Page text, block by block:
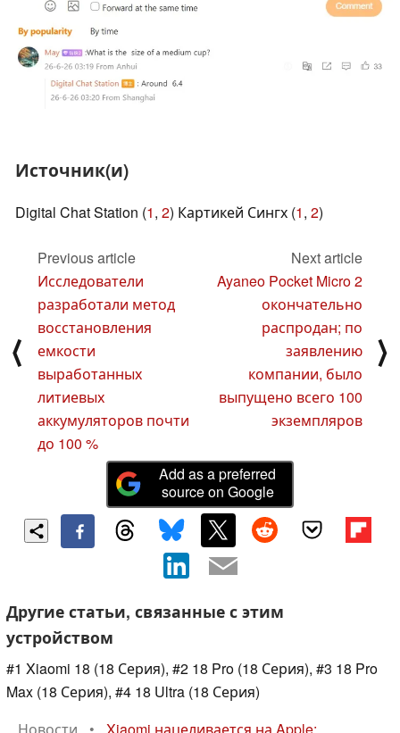
Источник(и)
Digital Chat Station (1, 2) Картикей Сингх (1, 2)
⟨
Previous article
Исследователи
разработали метод
восстановления
емкости
выработанных
литиевых
аккумуляторов почти
до 100 %
Next article
Ayaneo Pocket Micro 2
окончательно
распродан; по
заявлению
компании, было
выпущено всего 100
экземпляров
⟩
Add as a preferred
source on Google
Другие статьи, связанные с этим
устройством
#1 Xiaomi 18 (18 Серия), #2 18 Pro (18 Серия), #3 18 Pro
Max (18 Серия), #4 18 Ultra (18 Серия)